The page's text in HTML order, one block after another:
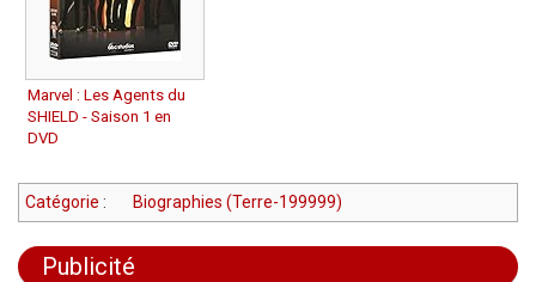
Marvel : Les Agents du
SHIELD - Saison 1 en
DVD
Catégorie : Biographies (Terre-199999)
Publicité